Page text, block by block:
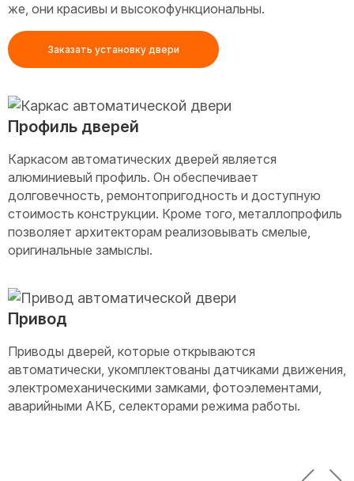
же, они красивы и высокофункциональны.
Заказать установку двери
Профиль дверей
Каркасом автоматических дверей является
алюминиевый профиль. Он обеспечивает
долговечность, ремонтопригодность и доступную
стоимость конструкции. Кроме того, металлопрофиль
позволяет архитекторам реализовывать смелые,
оригинальные замыслы.
Привод
Приводы дверей, которые открываются
автоматически, укомплектованы датчиками движения,
электромеханическими замками, фотоэлементами,
аварийными АКБ, селекторами режима работы.